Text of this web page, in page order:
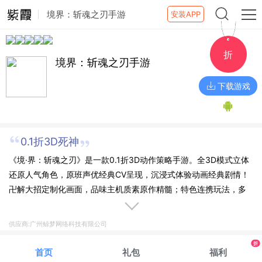
境界：斩魂之刃手游 安装APP
境界：斩魂之刃手游
折
下载游戏
0.1折3D死神
《境·界：斩魂之刃》是一款0.1折3D动作策略手游。全3D模式立体
还原人气角色，原班声优经典CV呈现，沉浸式体验动画经典剧情！
卍解大招定制化画面，品味主机质素原作精髓；特色连携玩法，多
角色互动连击升级；番队集结，共同讨伐击杀大虚，灵压全开重燃
供应商:广州鲸梦网络科技有限公司
首页 礼包 福利
折